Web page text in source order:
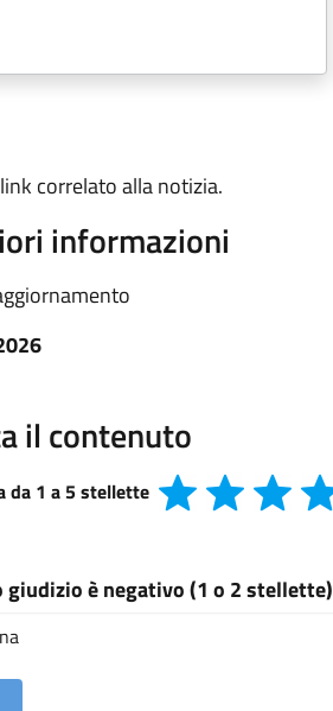
correlato alla notizia.
informazioni
il contenuto
da 1 a 5 stellette
giudizio è negativo (1 o 2 stellette)